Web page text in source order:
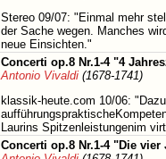
Stereo 09/07: "Einmal mehr
der Sache wegen. Manches
neue Einsichten."
Concerti op.8 Nr.1-4 "4
Antonio Vivaldi (1678-1741)
klassik-heute.com 10/06:
Laurins Spitzenleistungenim
Concerti op.8 Nr.1-4 "Die